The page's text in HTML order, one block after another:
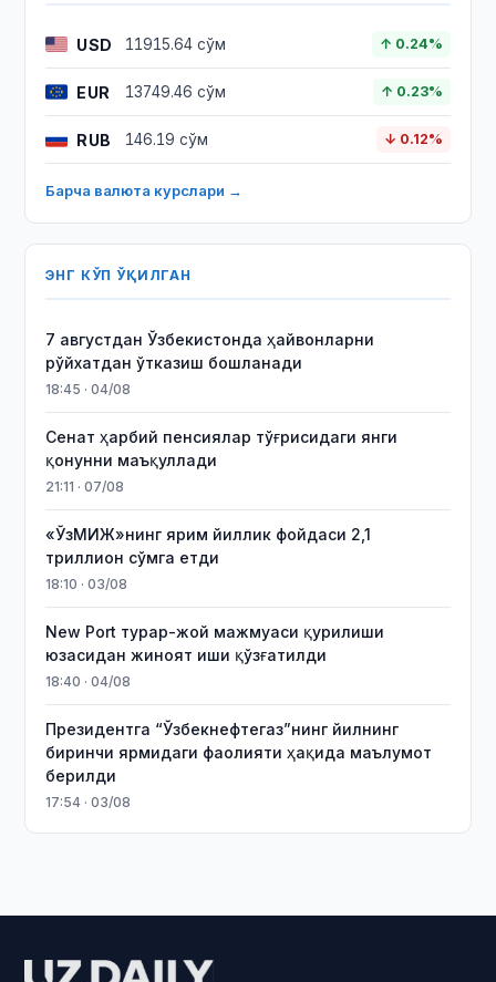
USD 11915.64 сўм ↑ 0.24%
EUR 13749.46 сўм ↑ 0.23%
RUB 146.19 сўм ↓ 0.12%
Барча валюта курслари →
ЭНГ КЎП ЎҚИЛГАН
7 августдан Ўзбекистонда ҳайвонларни
рўйхатдан ўтказиш бошланади
18:45 · 04/08
Сенат ҳарбий пенсиялар тўғрисидаги янги
қонунни маъқуллади
21:11 · 07/08
«ЎзМИЖ»нинг ярим йиллик фойдаси 2,1
триллион сўмга етди
18:10 · 03/08
New Port турар-жой мажмуаси қурилиши
юзасидан жиноят иши қўзғатилди
18:40 · 04/08
Президентга “Ўзбекнефтегаз”нинг йилнинг
биринчи ярмидаги фаолияти ҳақида маълумот
берилди
17:54 · 03/08